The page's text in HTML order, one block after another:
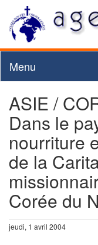
Menu
ASIE /
Dans le
nourriture
de la
Corée du
jeudi, 1 avril 2004